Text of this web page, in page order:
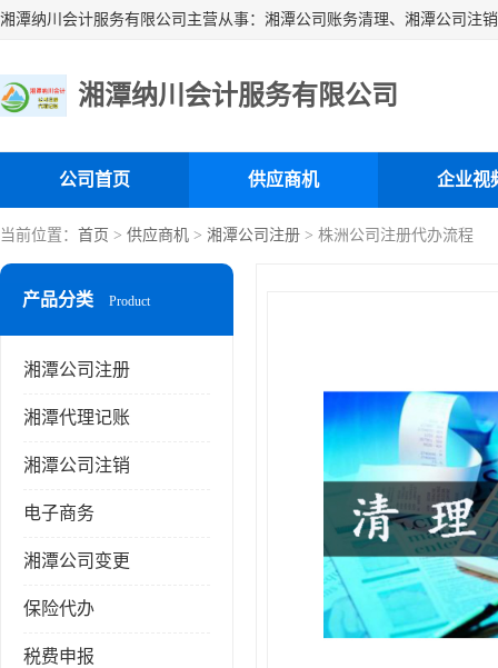
湘潭纳川会计服务有限公司
公司首页 供应商机 企业视
当前位置： 首页 > 供应商机 > 湘潭公司注册 > 株洲公司注册代办流程
产品分类 Product
湘潭公司注册
湘潭代理记账
湘潭公司注销
电子商务
湘潭公司变更
保险代办
税费申报